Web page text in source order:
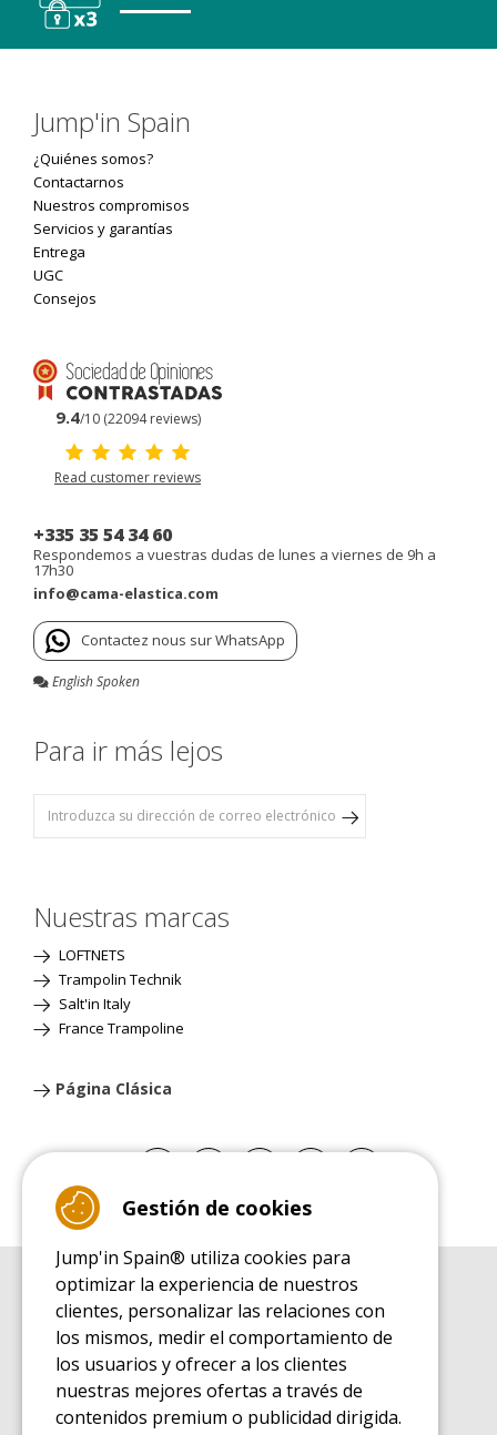
Jump'in Spain
¿Quiénes somos?
Contactarnos
Nuestros compromisos
Servicios y garantías
Entrega
UGC
Consejos
9.4/10 (22094 reviews)
Read customer reviews
+335 35 54 34 60
Respondemos a vuestras dudas de lunes a viernes de 9h a
17h30
info@cama-elastica.com
Contactez nous sur WhatsApp
English Spoken
Para ir más lejos
Nuestras marcas
LOFTNETS
Trampolin Technik
Salt'in Italy
France Trampoline
Página Clásica
GUÍA DE COMPRA
Guía de compra para las camas elásticas de ocio
GUÍA DE INSTALACIÓN
Guía de montaje para la cama elástica de ocio
GUÍA DE MANTENIMIENTO
Guía de mantenimiento de las camas elásticas de ocio
Gestión de cookies
Jump'in Spain® utiliza cookies para
optimizar la experiencia de nuestros
clientes, personalizar las relaciones con
los mismos, medir el comportamiento de
los usuarios y ofrecer a los clientes
nuestras mejores ofertas a través de
contenidos premium o publicidad dirigida.